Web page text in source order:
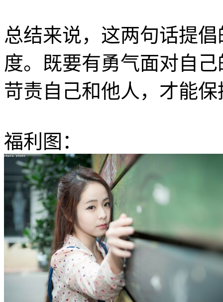
总结来说，这两句话提
度。既要有勇气面对自
苛责自己和他人，才能
福利图：